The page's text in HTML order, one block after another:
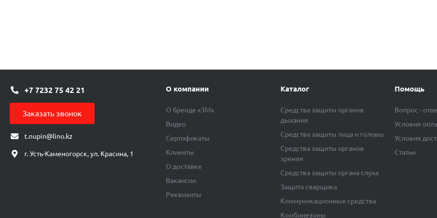
+7 7232 75 42 21
Заказать звонок
t.nupin@lino.kz
г. Усть-Каменогорск, ул. Красина, 1
О компании
О бренде «3М»
Видео
Сертификаты
Клиенты
О доставке
Вакансии
Реквизиты
Каталог
Средства защиты органов
дыхания
Средства защиты лица и головы
Средства защиты органов
зрения
Средства защиты органа слуха
Защита сварщика
Коммуникационные средства
Комбинезоны
Помощь
Вопрос -
Условия
Условия
Статьи